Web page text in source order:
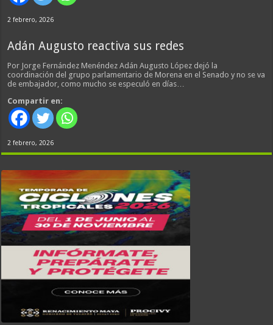
2 febrero, 2026
Adán Augusto reactiva sus redes
Por Jorge Fernández Menéndez Adán Augusto López dejó la
coordinación del grupo parlamentario de Morena en el Senado y no se va
de embajador, como mucho se especuló en días…
Compartir en:
2 febrero, 2026